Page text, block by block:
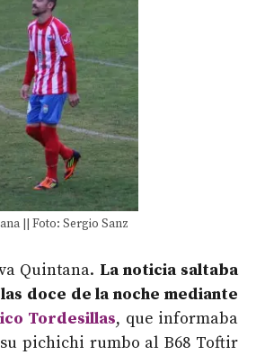
|| Foto: Sergio Sanz
Quintana. La noticia saltaba
doce de la noche mediante
Tordesillas, que informaba
pichichi rumbo al B68 Toftir